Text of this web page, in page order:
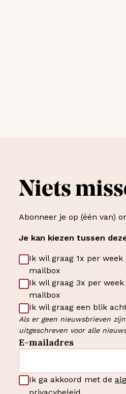
Niets
Abonneer je op (één van)
Je kan kiezen tussen
Ik wil graag 1x per
mailbox
Ik wil graag 3x per
mailbox
Ik wil graag een blik
Als er geen nieuwsbrieven
uitgeschreven voor alle
E-mailadres
Ik ga akkoord met de